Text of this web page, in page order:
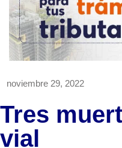
noviembre 29, 2022
Tres
vial